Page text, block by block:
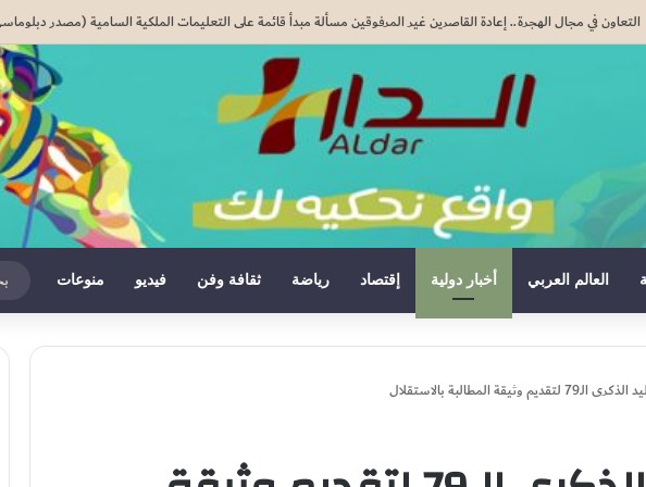
التعاون في مجال الهجرة.. إعادة القاصرين غير المرفوقين مسألة مبدأ قائمة على التعليمات الملكية السامية (مصدر
العالم العربي أخبار دولية إقتصاد رياضة ثقافة وفن فيديو منوعات
وثيقة المطالبة بالاستقلال